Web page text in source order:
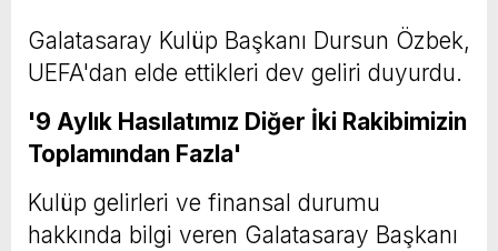
Galatasaray Kulüp Başkanı Dursun Özbek,
UEFA'dan elde ettikleri dev geliri duyurdu.
'9 Aylık Hasılatımız Diğer İki Rakibimizin
Toplamından Fazla'
Kulüp gelirleri ve finansal durumu
hakkında bilgi veren Galatasaray Başkanı